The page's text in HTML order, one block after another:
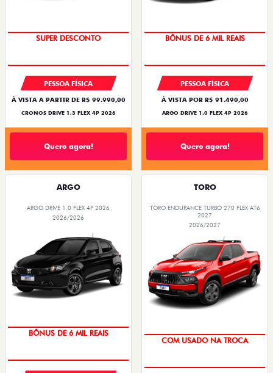
BÔNUS DE ATÉ R$ 14 MIL
PESSOA FÍSICA
À VISTA A PARTIR DE R$ 99.990,00
CRONOS DRIVE 1.3 FLEX 4P 2026
Quero agora!
TAXA ZERO
PESSOA FÍSICA
À VISTA POR R$ 91.490,00
ARGO DRIVE 1.0 FLEX 4P 2026
Quero agora!
ARGO
ARGO DRIVE 1.0 FLEX 4P 2026
2026/2026
TAXA ZERO
TORO
TORO ENDURANCE TURBO 270 FLEX AT6
2027
2026/2027
OPORTUNIDADE